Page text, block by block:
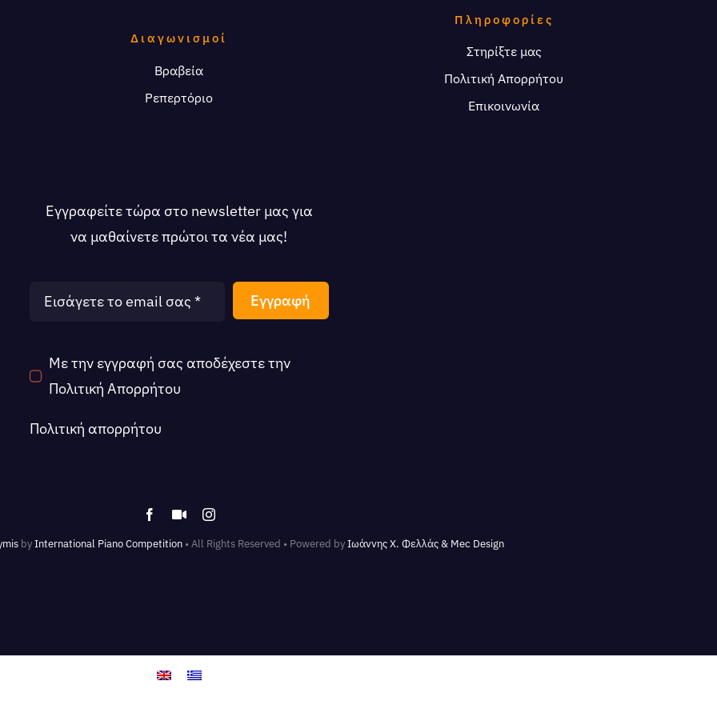
Διαγωνισμοί
Βραβεία
Ρεπερτόριο
Πληροφορίες
Στηρίξτε μας
Πολιτική Απορρήτου
Επικοινωνία
Εγγραφείτε τώρα στο newsletter μας για
να μαθαίνετε πρώτοι τα νέα μας!
Εγγραφή
Με την εγγραφή σας αποδέχεστε την
Πολιτική Απορρήτου
Πολιτική απορρήτου
byInternational Piano Competition• All Rights Reserved • Powered byΙωάννης Χ. Φελλάς & Mec Design